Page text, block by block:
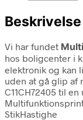
Beskrivelse
Vi har fundet
hos boligcenter i
elektronik og kan
uden at gå glip af
C11CH72405 til
StikHastighe